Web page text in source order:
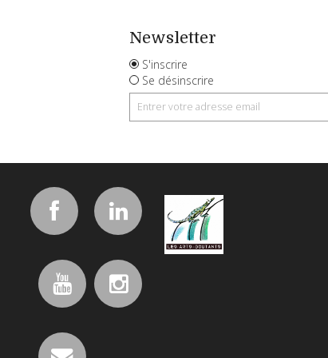
Newsletter
S'inscrire
Se désinscrire